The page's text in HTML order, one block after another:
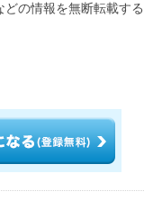
の情報を無断転載する